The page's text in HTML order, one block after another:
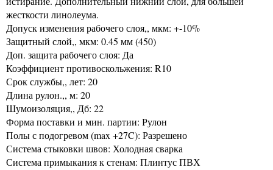
жесткости линолеума.
Допуск изменения рабочего слоя,, мкм: +-10%
Защитный слой,, мкм: 0.45 мм (450)
Доп. защита рабочего слоя: Да
Коэффициент противоскольжения: R10
Срок службы,, лет: 20
Длина рулон.,, м: 20
Шумоизоляция,, Дб: 22
Форма поставки и мин. партии: Рулон
Полы с подогревом (max +27C): Разрешено
Система стыковки швов: Холодная сварка
Система примыкания к стенам: Плинтус ПВХ